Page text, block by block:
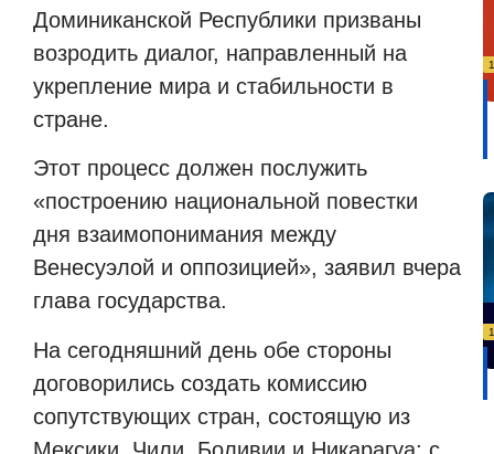
Доминиканской Республики призваны
возродить диалог, направленный на
укрепление мира и стабильности в
стране.
Этот процесс должен послужить
«построению национальной повестки
дня взаимопонимания между
Венесуэлой и оппозицией», заявил вчера
глава государства.
На сегодняшний день обе стороны
договорились создать комиссию
сопутствующих стран, состоящую из
Мексики, Чили, Боливии и Никарагуа; с